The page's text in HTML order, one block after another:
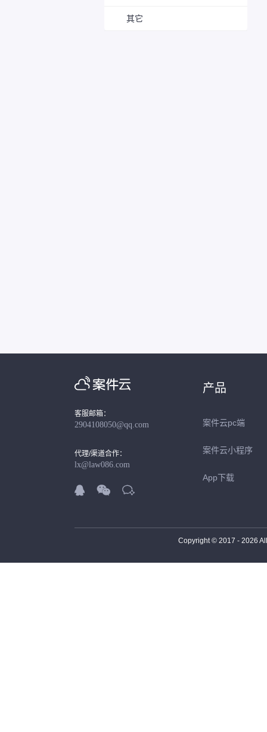
其它
客服邮箱：
2904108050@qq.com
代理/渠道合作：
lx@law086.com
  
产品
案件云pc端
案件云小程序
App下载
Copyright © 2017 - 2026